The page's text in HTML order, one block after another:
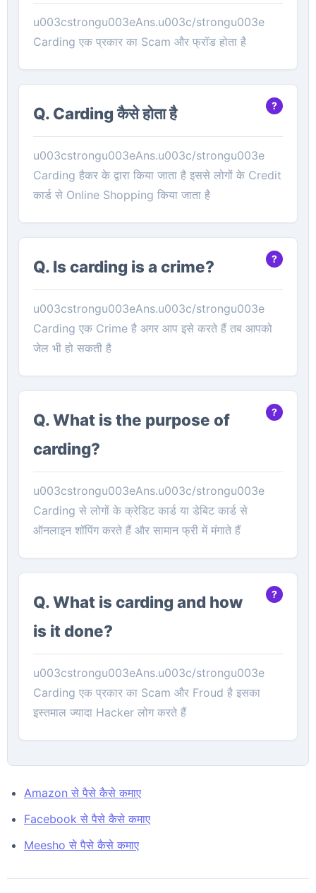
u003cstrongu003eAns.u003c/strongu003e
Carding एक प्रकार का Scam और फ्रॉड होता है
Q. ‎Carding कैसे होता है
u003cstrongu003eAns.u003c/strongu003e
Carding हैकर के द्वारा किया जाता है इससे लोगों के Credit
कार्ड से Online Shopping किया जाता है
Q. Is carding is a crime?
u003cstrongu003eAns.u003c/strongu003e
Carding एक Crime है अगर आप इसे करते हैं तब आपको
जेल भी हो सकती है
Q. What is the purpose of
carding?
u003cstrongu003eAns.u003c/strongu003e
Carding से लोगों के क्रेडिट कार्ड या डेबिट कार्ड से
ऑनलाइन शॉपिंग करते हैं और सामान फ्री में मंगाते हैं
Q. What is carding and how
is it done?
u003cstrongu003eAns.u003c/strongu003e
Carding एक प्रकार का Scam और Froud है इसका
इस्तमाल ज्यादा Hacker लोग करते हैं
Amazon से पैसे कैसे कमाए
Facebook से पैसे कैसे कमाए
Meesho से पैसे कैसे कमाए